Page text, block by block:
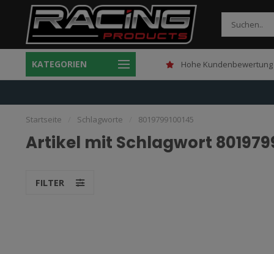
KATEGORIEN
Gratis verzending boven 150,- Hohe Kundenbewertung
Startseite Schlagworte 8019799100145
Artikel mit Schlagwort
FILTER